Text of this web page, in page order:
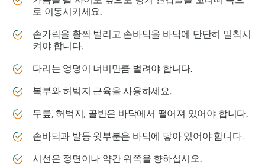
로 이동시키세요.
손가락을 활짝 벌리고 손바닥을 바닥에 단단히 밀착시
켜야 합니다.
다리는 엉덩이 너비만큼 벌려야 합니다.
복부와 허벅지 근육을 사용하세요.
무릎, 허벅지, 골반은 바닥에서 떨어져 있어야 합니다.
손바닥과 발등 윗부분은 바닥에 닿아 있어야 합니다.
시선은 정면이나 약간 위쪽을 향하십시오.